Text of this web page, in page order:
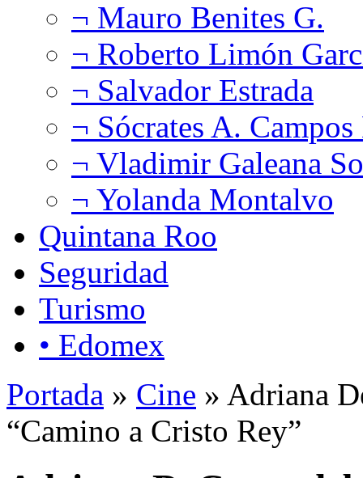
¬ Mauro Benites G.
¬ Roberto Limón
¬ Salvador Estrada
¬ Sócrates A.
¬ Vladimir Galeana
¬ Yolanda Montalvo
Quintana Roo
Seguridad
Turismo
• Edomex
Portada » Cine » Adriana
“Camino a Cristo Rey”